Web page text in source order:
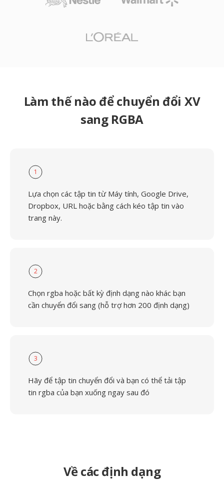
Làm thế nào để chuyển đổi XV
sang RGBA
1
Lựa chọn các tập tin từ Máy tính, Google Drive,
Dropbox, URL hoặc bằng cách kéo tập tin vào
trang này.
2
Chọn rgba hoặc bất kỳ định dạng nào khác bạn
cần chuyển đổi sang (hỗ trợ hơn 200 định dạng)
3
Hãy để tập tin chuyển đổi và bạn có thể tải tập
tin rgba của bạn xuống ngay sau đó
Về các định dạng